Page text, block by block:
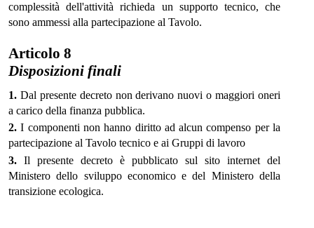
complessità dell'attività richieda un supporto tecnico, che
sono ammessi alla partecipazione al Tavolo.
Articolo 8
Disposizioni finali
1. Dal presente decreto non derivano nuovi o maggiori oneri
a carico della finanza pubblica.
2. I componenti non hanno diritto ad alcun compenso per la
partecipazione al Tavolo tecnico e ai Gruppi di lavoro
3. Il presente decreto è pubblicato sul sito internet del
Ministero dello sviluppo economico e del Ministero della
transizione ecologica.